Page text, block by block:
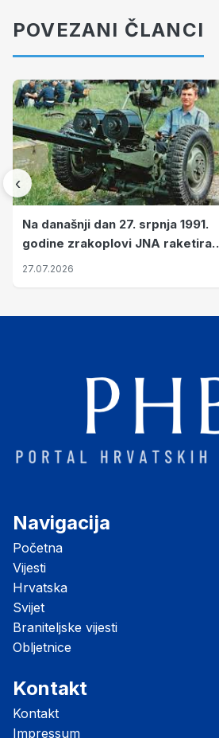
POVEZANI ČLANCI
‹
Na današnji dan 27. srpnja 1991.
godine zrakoplovi JNA raketirali
su vojarnu i obučni centar "Nikola
27.07.2026
Navigacija
Početna
Vijesti
Hrvatska
Svijet
Braniteljske vijesti
Obljetnice
Kontakt
Kontakt
Impressum